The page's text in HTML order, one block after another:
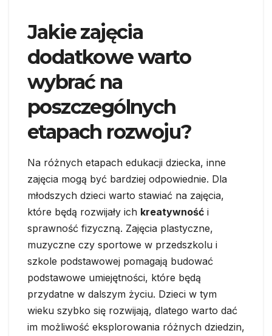
Jakie zajęcia
dodatkowe warto
wybrać na
poszczególnych
etapach rozwoju?
Na różnych etapach edukacji dziecka, inne
zajęcia mogą być bardziej odpowiednie. Dla
młodszych dzieci warto stawiać na zajęcia,
które będą rozwijały ich kreatywność i
sprawność fizyczną. Zajęcia plastyczne,
muzyczne czy sportowe w przedszkolu i
szkole podstawowej pomagają budować
podstawowe umiejętności, które będą
przydatne w dalszym życiu. Dzieci w tym
wieku szybko się rozwijają, dlatego warto dać
im możliwość eksplorowania różnych dziedzin,